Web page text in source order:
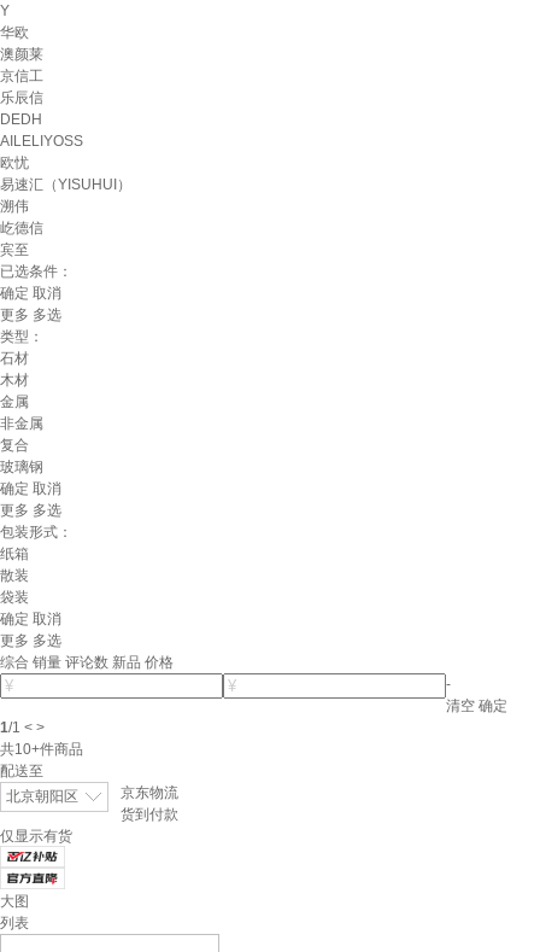
Y
华欧
澳颜莱
京信工
乐辰信
DEDH
AILELIYOSS
欧忧
易速汇（YISUHUI）
溯伟
屹德信
宾至
已选条件：
确定 取消
更多 多选
类型：
石材
木材
金属
非金属
复合
玻璃钢
确定 取消
更多 多选
包装形式：
纸箱
散装
袋装
确定 取消
更多 多选
综合 销量 评论数 新品 价格
-
清空 确定
1/1 < >
共10+件商品
配送至
北京朝阳区
京东物流
货到付款
仅显示有货
大图
列表